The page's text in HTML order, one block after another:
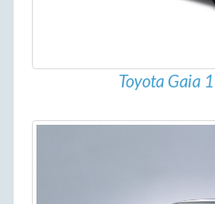
Toyota Gaia